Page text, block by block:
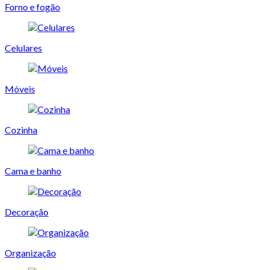
Forno e fogão
Celulares
Móveis
Cozinha
Cama e banho
Decoração
Organização